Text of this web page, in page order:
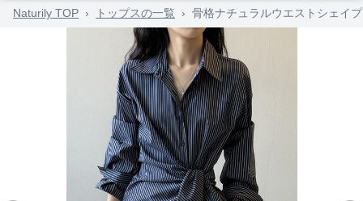
Naturily TOP › トップスの一覧 › 骨格ナチュラルウエストシェイ